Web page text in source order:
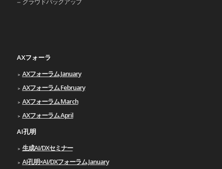
AXフォーラ
AXフォーラム January
AXフォーラム February
AXフォーラム March
AXフォーラム April
AI孔明
生成AI/DXセミナー
AI孔明×AI/DXフォーラム January